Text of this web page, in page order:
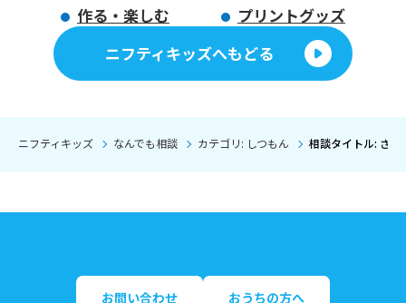
作る・楽しむ
プリントグッズ
ニフティキッズへもどる
ニフティキッズ なんでも相談 カテゴリ: しつもん 相談タイトル: さく
お問い合わせ おうちの方へ